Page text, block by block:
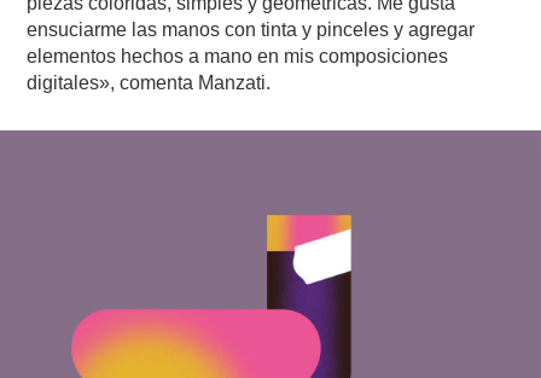
ensuciarme las manos con tinta y pinceles y agregar
elementos hechos a mano en mis composiciones
digitales», comenta Manzati.